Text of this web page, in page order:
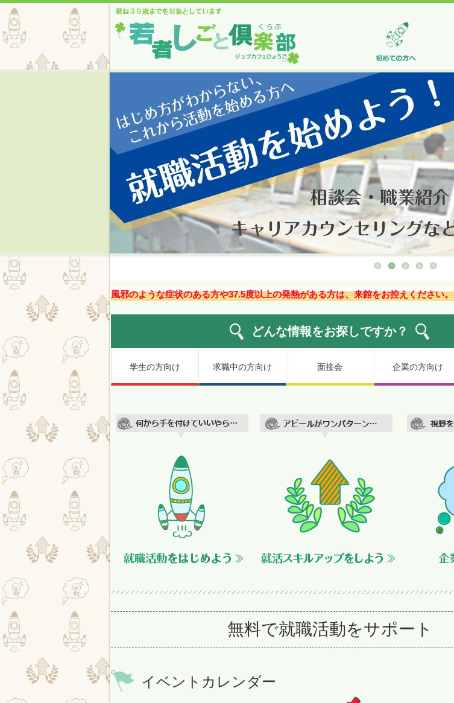
風邪のような症状のある方や37.5度以上の発熱がある方は、来館をお控えください。
どんな情報をお探しですか？
学生の方向け 求職中の方向け 面接会 企業の方向け
無料で就職活動をサポート
イベントカレンダー